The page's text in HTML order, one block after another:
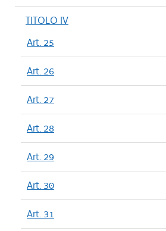
TITOLO IV
Art. 25
Art. 26
Art. 27
Art. 28
Art. 29
Art. 30
Art. 31